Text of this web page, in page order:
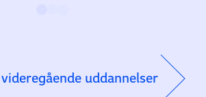
uddannelser